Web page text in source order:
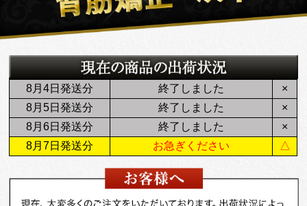
8月4日発送分 終了しました
×
8月5日発送分
終了しました
×
8月6日発送分
終了しました
×
8月7日発送分
お急ぎください △